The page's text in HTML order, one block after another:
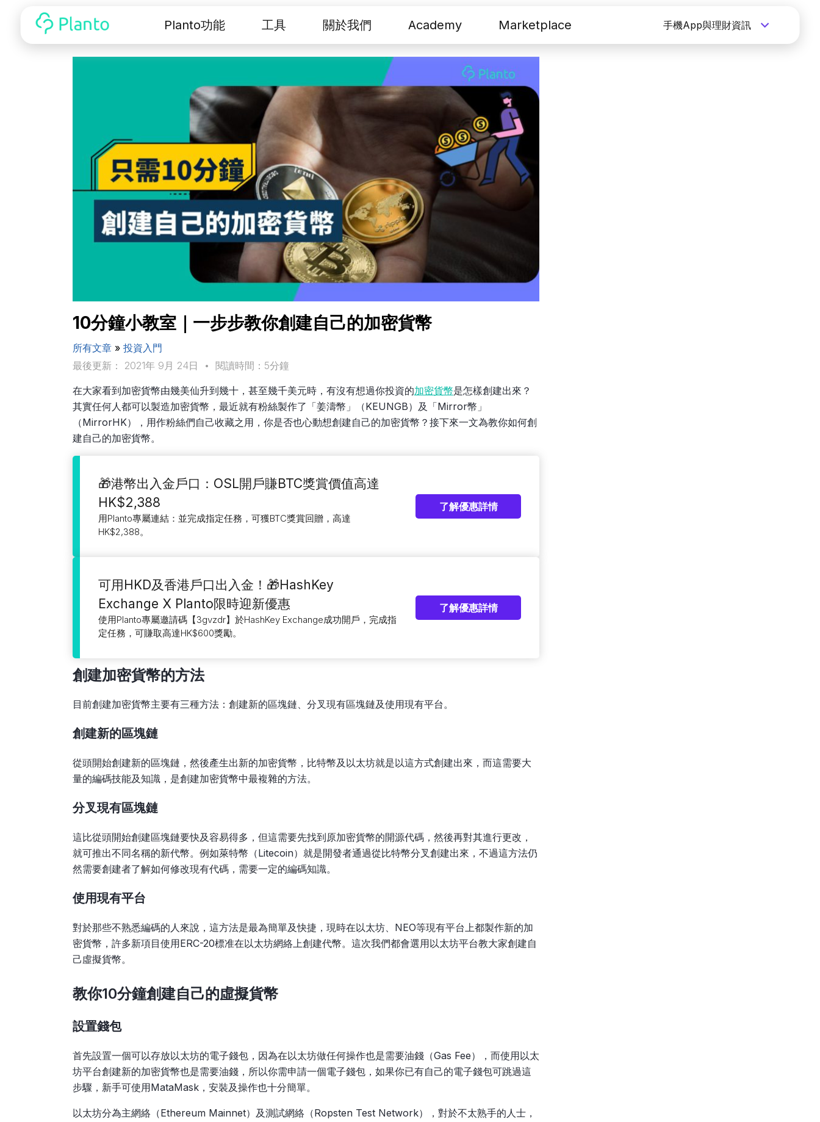
Planto功能 工具 關於我們 Academy Marketplace 手機App與理財資訊
10分鐘小教室｜一步步教你創建自己的加密貨幣
所有文章» 投資入門
最後更新： 2021年 9月 24日
• 閱讀時間：5分鐘
在大家看到加密貨幣由幾美仙升到幾十，甚至幾千美元時，有沒有想過你投資的加密貨幣是怎樣創建出來？
其實任何人都可以製造加密貨幣，最近就有粉絲製作了「姜濤幣」（KEUNGB）及「Mirror幣」
（MirrorHK），用作粉絲們自己收藏之用，你是否也心動想創建自己的加密貨幣？接下來一文為教你如何創
建自己的加密貨幣。
🎁港幣出入金戶口：OSL開戶賺BTC獎賞價值高達
HK$2,388
用Planto專屬連結：並完成指定任務，可獲BTC獎賞回贈，高達
HK$2,388。
了解優惠詳情
可用HKD及香港戶口出入金！🎁HashKey
Exchange X Planto限時迎新優惠
使用Planto專屬邀請碼【3gvzdr】於HashKey Exchange成功開戶，完成指
定任務，可賺取高達HK$600獎勵。
了解優惠詳情
創建加密貨幣的方法
目前創建加密貨幣主要有三種方法：創建新的區塊鏈、分叉現有區塊鏈及使用現有平台。
創建新的區塊鏈
從頭開始創建新的區塊鏈，然後產生出新的加密貨幣，比特幣及以太坊就是以這方式創建出來，而這需要大
量的編碼技能及知識，是創建加密貨幣中最複雜的方法。
分叉現有區塊鏈
這比從頭開始創建區塊鏈要快及容易得多，但這需要先找到原加密貨幣的開源代碼，然後再對其進行更改，
就可推出不同名稱的新代幣。例如萊特幣（Litecoin）就是開發者通過從比特幣分叉創建出來，不過這方法仍
然需要創建者了解如何修改現有代碼，需要一定的編碼知識。
使用現有平台
對於那些不熟悉編碼的人來說，這方法是最為簡單及快捷，現時在以太坊、NEO等現有平台上都製作新的加
密貨幣，許多新項目使用ERC-20標准在以太坊網絡上創建代幣。這次我們都會選用以太坊平台教大家創建自
己虛擬貨幣。
教你10分鐘創建自己的虛擬貨幣
設置錢包
首先設置一個可以存放以太坊的電子錢包，因為在以太坊做任何操作也是需要油錢（Gas Fee），而使用以太
坊平台創建新的加密貨幣也是需要油錢，所以你需申請一個電子錢包，如果你已有自己的電子錢包可跳過這
步驟，新手可使用MataMask，安裝及操作也十分簡單。
以太坊分為主網絡（Ethereum Mainnet）及測試網絡（Ropsten Test Network），對於不太熟手的人士，